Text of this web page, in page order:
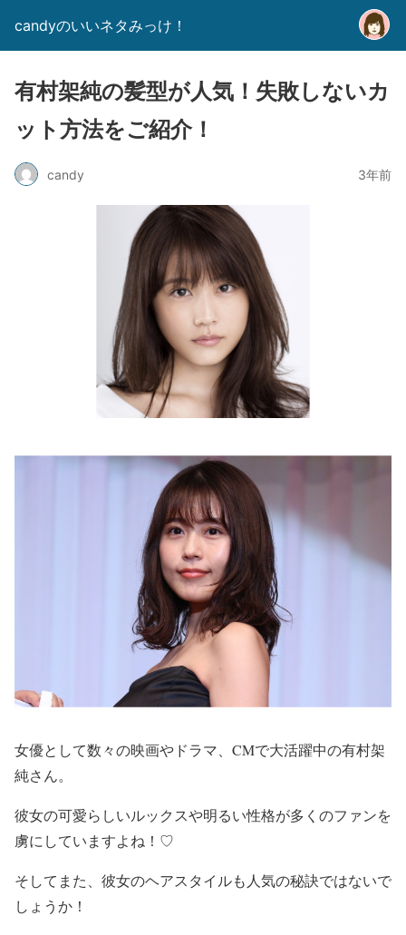
candyのいいネタみっけ！
有村架純の髪型が人気！失敗しないカ
ット方法をご紹介！
candy 3年前
女優として数々の映画やドラマ、CMで大活躍中の有村架
純さん。
彼女の可愛らしいルックスや明るい性格が多くのファンを
虜にしていますよね！♡
そしてまた、彼女のヘアスタイルも人気の秘訣ではないで
しょうか！